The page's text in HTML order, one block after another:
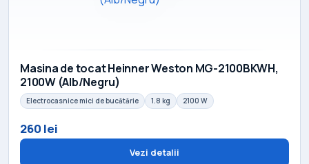
Masina de tocat Heinner Weston MG-2100BKWH,
2100W (Alb/Negru)
Electrocasnice mici de bucătărie 1.8 kg 2100 W
260 lei
Vezi detalii